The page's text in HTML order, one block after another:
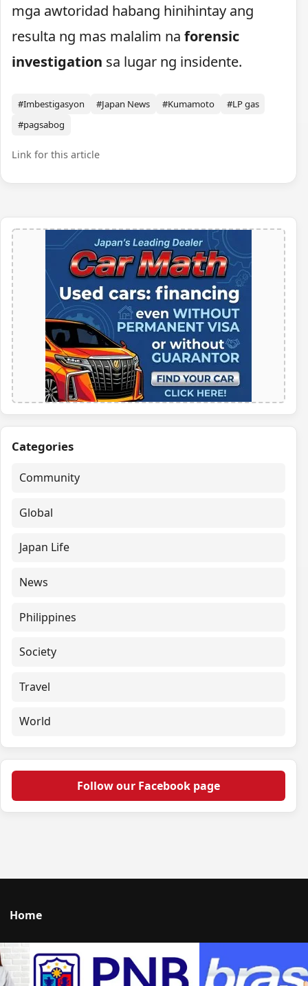
mga awtoridad habang hinihintay ang
resulta ng mas malalim na forensic
investigation sa lugar ng insidente.
#Imbestigasyon #Japan News #Kumamoto
#LP gas
#pagsabog
Link for this article
Categories
Community
Global
Japan Life
News
Philippines
Society
Travel
World
Follow our Facebook page
Home
Talk to us
© 2026 Portal Japan. All rights reserved.